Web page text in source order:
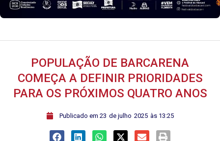
POPULAÇÃO DE BARCARENA
COMEÇA A DEFINIR PRIORIDADES
PARA OS PRÓXIMOS QUATRO ANOS
ﾠPublicado em 23 de julho 2025 às 13:25